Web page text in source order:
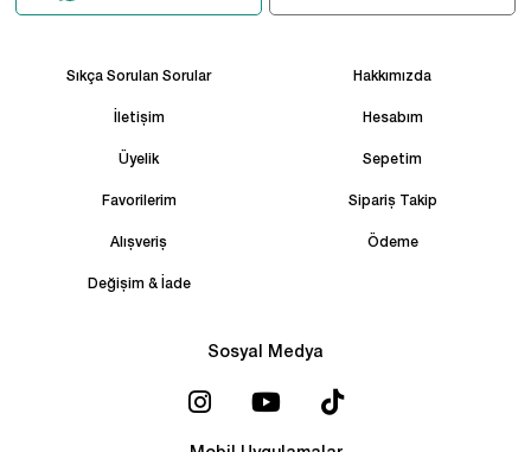
Sıkça Sorulan Sorular Hakkımızda
İletişim Hesabım
Üyelik Sepetim
Favorilerim Sipariş Takip
Alışveriş Ödeme
Değişim & İade
Sosyal Medya